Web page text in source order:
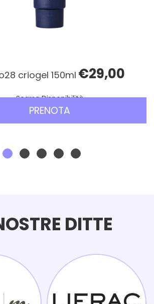
criogel 150ml
Scarsa Disponibilità
€29,00
PRENOTAPRENOTA
CRIOGEL
CARRELLO
DITTE